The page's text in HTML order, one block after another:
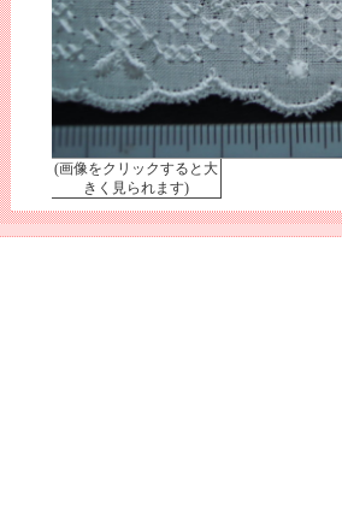
(画像をクリックすると大
きく見られます)